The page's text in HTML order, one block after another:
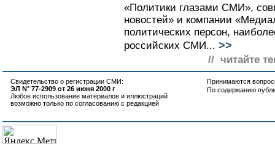
«Политики глазами СМИ»,
новостей» и компании
политических персон,
российских СМИ... >>
// читайте
Свидетельство о регистрации СМИ:
ЭЛ N° 77-2909 от 26 июня 2000 г
Любое использование материалов и иллюстраций
возможно только по согласованию с редакцией
Принимаются
По содержанию